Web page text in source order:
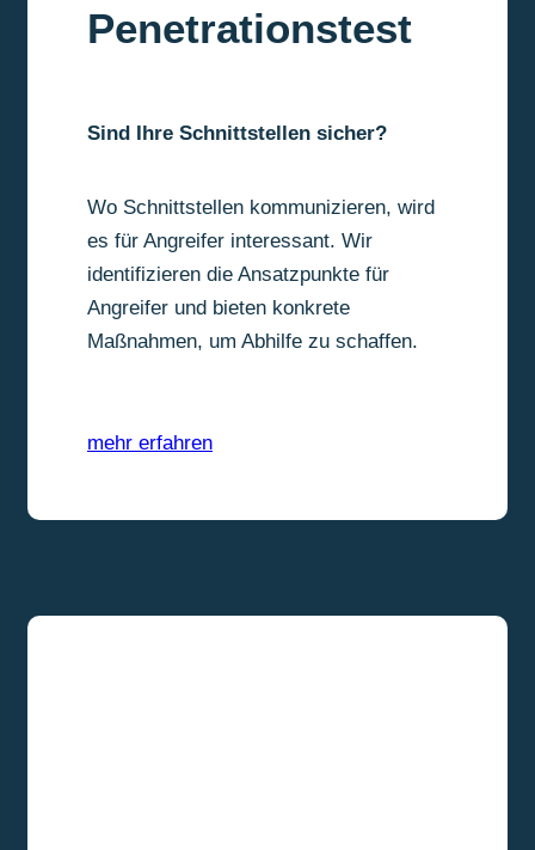
Penetrationstest
Sind Ihre Schnittstellen sicher?
Wo Schnittstellen kommunizieren, wird
es für Angreifer interessant. Wir
identifizieren die Ansatzpunkte für
Angreifer und bieten konkrete
Maßnahmen, um Abhilfe zu schaffen.
mehr erfahren